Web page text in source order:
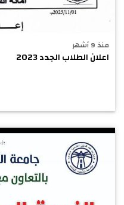
منذ 9 أشهر
اعلان الطلاب الجدد 2023